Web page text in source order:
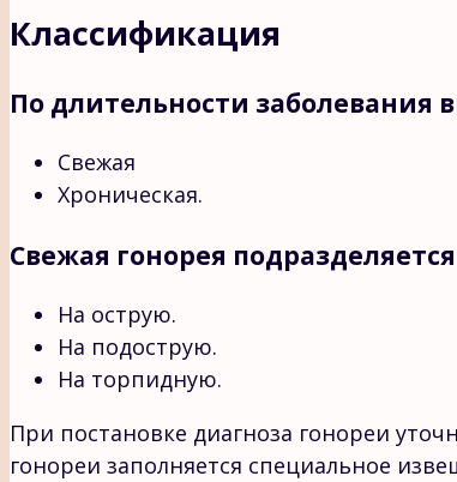
Классификация
По длительности заболевания
Свежая
Хроническая.
Свежая гонорея
На острую.
На подострую.
На торпидную.
При постановке диагноза гонореи
гонореи заполняется специальное